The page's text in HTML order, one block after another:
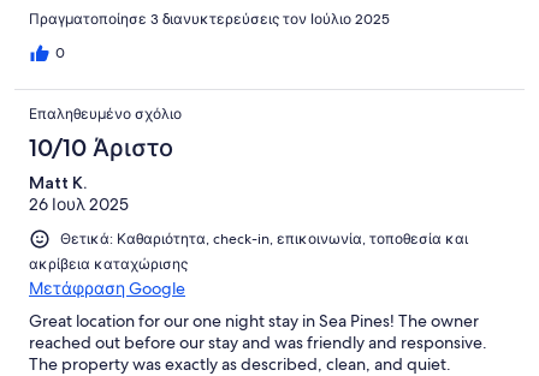
Πραγματοποίησε 3 διανυκτερεύσεις τον Ιούλιο 2025
0
Επαληθευμένο σχόλιο
10/10 Άριστο
Matt K.
26 Ιουλ 2025
Θετικά: Καθαριότητα, check-in, επικοινωνία, τοποθεσία και
ακρίβεια καταχώρισης
Μετάφραση Google
Great location for our one night stay in Sea Pines! The owner
reached out before our stay and was friendly and responsive.
The property was exactly as described, clean, and quiet.